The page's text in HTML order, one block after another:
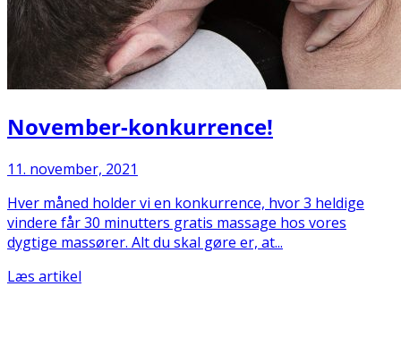
November-konkurrence!
11. november, 2021
Hver måned holder vi en konkurrence, hvor 3 heldige
vindere får 30 minutters gratis massage hos vores
dygtige massører. Alt du skal gøre er, at...
Læs artikel